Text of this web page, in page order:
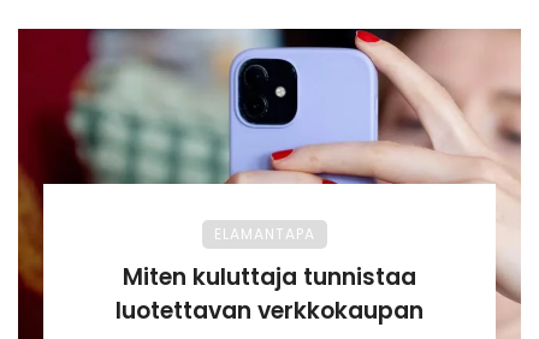
ELAMANTAPA
Miten kuluttaja tunnistaa
luotettavan verkkokaupan